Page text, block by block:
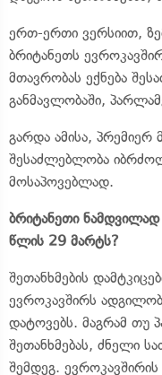
ერთ-ერთი ვერსიით,
ბრიტანეთს
მთავრობას ექნება
განმავლობაში,
გარდა ამისა, პრემიერ
შესაძლებლობა
მოსაპოვებლად.
ბრიტანეთი
წლის 29 მარტს?
შეთანხმების
ევროკავშირს
დატოვებს. მაგრამ თუ
შეთანხმებას, ძნელი
შემდეგ.